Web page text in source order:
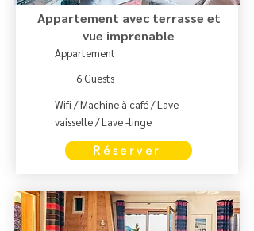
Appartement avec terrasse et
vue imprenable
Appartement
6 Guests
Wifi / Machine à café / Lave-
vaisselle / Lave -linge
Réserver